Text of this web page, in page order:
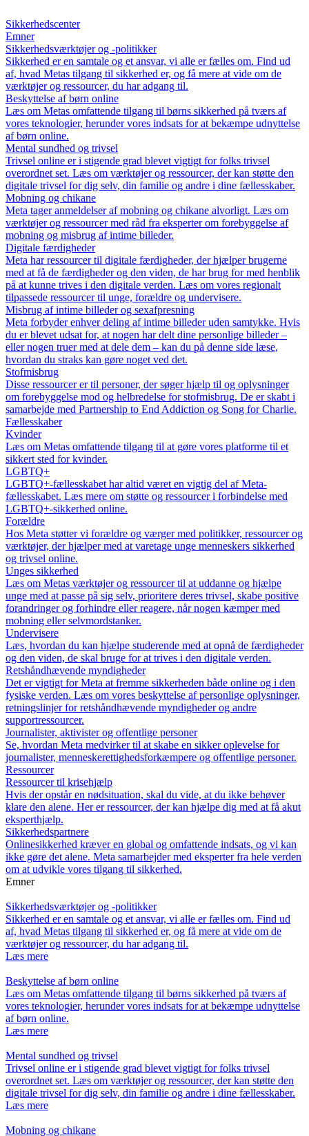
Sikkerhedscenter
Emner
Sikkerhedsværktøjer og -politikker
Sikkerhed er en samtale og et ansvar, vi alle er fælles om. Find ud
af, hvad Metas tilgang til sikkerhed er, og få mere at vide om de
værktøjer og ressourcer, du har adgang til.
Beskyttelse af børn online
Læs om Metas omfattende tilgang til børns sikkerhed på tværs af
vores teknologier, herunder vores indsats for at bekæmpe udnyttelse
af børn online.
Mental sundhed og trivsel
Trivsel online er i stigende grad blevet vigtigt for folks trivsel
overordnet set. Læs om værktøjer og ressourcer, der kan støtte den
digitale trivsel for dig selv, din familie og andre i dine fællesskaber.
Mobning og chikane
Meta tager anmeldelser af mobning og chikane alvorligt. Læs om
værktøjer og ressourcer med råd fra eksperter om forebyggelse af
mobning og misbrug af intime billeder.
Digitale færdigheder
Meta har ressourcer til digitale færdigheder, der hjælper brugerne
med at få de færdigheder og den viden, de har brug for med henblik
på at kunne trives i den digitale verden. Læs om vores regionalt
tilpassede ressourcer til unge, forældre og undervisere.
Misbrug af intime billeder og sexafpresning
Meta forbyder enhver deling af intime billeder uden samtykke. Hvis
du er blevet udsat for, at nogen har delt dine personlige billeder –
eller nogen truer med at dele dem – kan du på denne side læse,
hvordan du straks kan gøre noget ved det.
Stofmisbrug
Disse ressourcer er til personer, der søger hjælp til og oplysninger
om forebyggelse mod og helbredelse for stofmisbrug. De er skabt i
samarbejde med Partnership to End Addiction og Song for Charlie.
Fællesskaber
Kvinder
Læs om Metas omfattende tilgang til at gøre vores platforme til et
sikkert sted for kvinder.
LGBTQ+
LGBTQ+-fællesskabet har altid været en vigtig del af Meta-
fællesskabet. Læs mere om støtte og ressourcer i forbindelse med
LGBTQ+-sikkerhed online.
Forældre
Hos Meta støtter vi forældre og værger med politikker, ressourcer og
værktøjer, der hjælper med at varetage unge menneskers sikkerhed
og trivsel online.
Unges sikkerhed
Læs om Metas værktøjer og ressourcer til at uddanne og hjælpe
unge med at passe på sig selv, prioritere deres trivsel, skabe positive
forandringer og forhindre eller reagere, når nogen kæmper med
mobning eller selvmordstanker.
Undervisere
Læs, hvordan du kan hjælpe studerende med at opnå de færdigheder
og den viden, de skal bruge for at trives i den digitale verden.
Retshåndhævende myndigheder
Det er vigtigt for Meta at fremme sikkerheden både online og i den
fysiske verden. Læs om vores beskyttelse af personlige oplysninger,
retningslinjer for retshåndhævende myndigheder og andre
supportressourcer.
Journalister, aktivister og offentlige personer
Se, hvordan Meta medvirker til at skabe en sikker oplevelse for
journalister, menneskerettighedsforkæmpere og offentlige personer.
Ressourcer
Ressourcer til krisehjælp
Hvis der opstår en nødsituation, skal du vide, at du ikke behøver
klare den alene. Her er ressourcer, der kan hjælpe dig med at få akut
eksperthjælp.
Sikkerhedspartnere
Onlinesikkerhed kræver en global og omfattende indsats, og vi kan
ikke gøre det alene. Meta samarbejder med eksperter fra hele verden
om at udvikle vores tilgang til sikkerhed.
Emner
Sikkerhedsværktøjer og -politikker
Sikkerhed er en samtale og et ansvar, vi alle er fælles om. Find ud
af, hvad Metas tilgang til sikkerhed er, og få mere at vide om de
værktøjer og ressourcer, du har adgang til.
Læs mere
Beskyttelse af børn online
Læs om Metas omfattende tilgang til børns sikkerhed på tværs af
vores teknologier, herunder vores indsats for at bekæmpe udnyttelse
af børn online.
Læs mere
Mental sundhed og trivsel
Trivsel online er i stigende grad blevet vigtigt for folks trivsel
overordnet set. Læs om værktøjer og ressourcer, der kan støtte den
digitale trivsel for dig selv, din familie og andre i dine fællesskaber.
Læs mere
Mobning og chikane